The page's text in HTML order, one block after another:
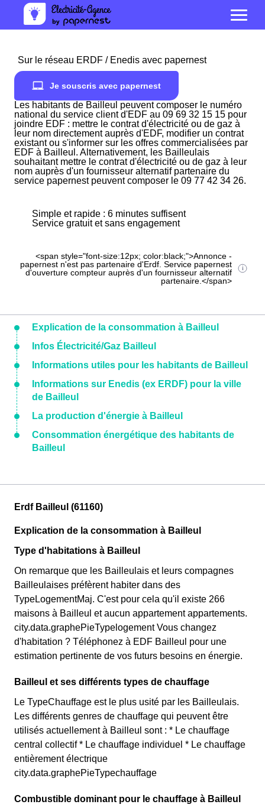
Sur le réseau ERDF / Enedis avec papernest
Je souscris avec papernest
Les habitants de Bailleul peuvent composer le numéro
national du service client d'EDF au 09 69 32 15 15 pour
joindre EDF : mettre le contrat d'électricité ou de gaz à
leur nom directement auprès d'EDF, modifier un contrat
existant ou s'informer sur les offres commercialisées par
EDF à Bailleul. Alternativement, les Bailleulais
souhaitant mettre le contrat d'électricité ou de gaz à leur
nom auprès d'un fournisseur alternatif partenaire du
service papernest peuvent composer le 09 77 42 34 26.
Simple et rapide : 6 minutes suffisent
Service gratuit et sans engagement
<span style="font-size:12px; color:black;">Annonce -
papernest n'est pas partenaire d'Erdf. Service papernest
d'ouverture compteur auprès d'un fournisseur alternatif
partenaire.</span>
Explication de la consommation à Bailleul
Infos Électricité/Gaz Bailleul
Informations utiles pour les habitants de Bailleul
Informations sur Enedis (ex ERDF) pour la ville
de Bailleul
La production d'énergie à Bailleul
Consommation énergétique des habitants de
Bailleul
Erdf Bailleul (61160)
Explication de la consommation à Bailleul
Type d'habitations à Bailleul
On remarque que les Bailleulais et leurs compagnes
Bailleulaises préfèrent habiter dans des
TypeLogementMaj. C'est pour cela qu'il existe 266
maisons à Bailleul et aucun appartement appartements.
city.data.graphePieTypelogement Vous changez
d'habitation ? Téléphonez à EDF Bailleul pour une
estimation pertinente de vos futurs besoins en énergie.
Bailleul et ses différents types de chauffage
Le TypeChauffage est le plus usité par les Bailleulais.
Les différents genres de chauffage qui peuvent être
utilisés actuellement à Bailleul sont : * Le chauffage
central collectif * Le chauffage individuel * Le chauffage
entièrement électrique
city.data.graphePieTypechauffage
Combustible dominant pour le chauffage à Bailleul